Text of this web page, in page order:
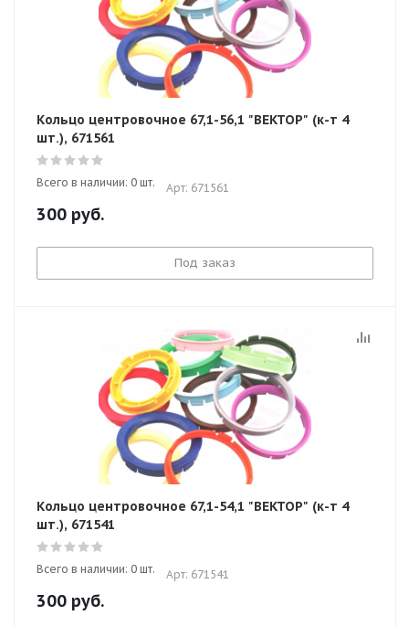
Кольцо центровочное 67,1-56,1 "ВЕКТОР" (к-т 4
шт.), 671561
Всего в наличии: 0 шт. Арт: 671561
300 руб.
Под заказ
Кольцо центровочное 67,1-54,1 "ВЕКТОР" (к-т 4
шт.), 671541
Всего в наличии: 0 шт. Арт: 671541
300 руб.